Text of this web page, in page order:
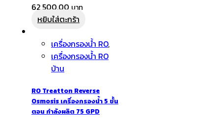
62,500.00
หยิบใส่ตะกร้า
เครื่องกรองน้ำ RO,
เครื่องกรองน้ำ RO
บ้าน
RO Treatton Reverse
Osmosis เครื่องกรองน้ำ 5 ขั้น
ตอน กำลังผลิต 75 GPD